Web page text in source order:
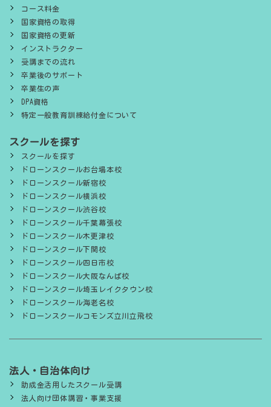
コース料金
国家資格の取得
国家資格の更新
インストラクター
受講までの流れ
卒業後のサポート
卒業生の声
DPA資格
特定一般教育訓練給付金について
スクールを探す
スクールを探す
ドローンスクールお台場本校
ドローンスクール新宿校
ドローンスクール横浜校
ドローンスクール渋谷校
ドローンスクール千葉幕張校
ドローンスクール木更津校
ドローンスクール下関校
ドローンスクール四日市校
ドローンスクール大阪なんば校
ドローンスクール埼玉レイクタウン校
ドローンスクール海老名校
ドローンスクールコモンズ立川立飛校
法人・自治体向け
助成金活用したスクール受講
法人向け団体講習・事業支援